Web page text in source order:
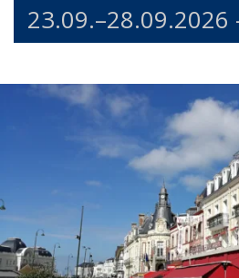
23.09.–28.09.2026